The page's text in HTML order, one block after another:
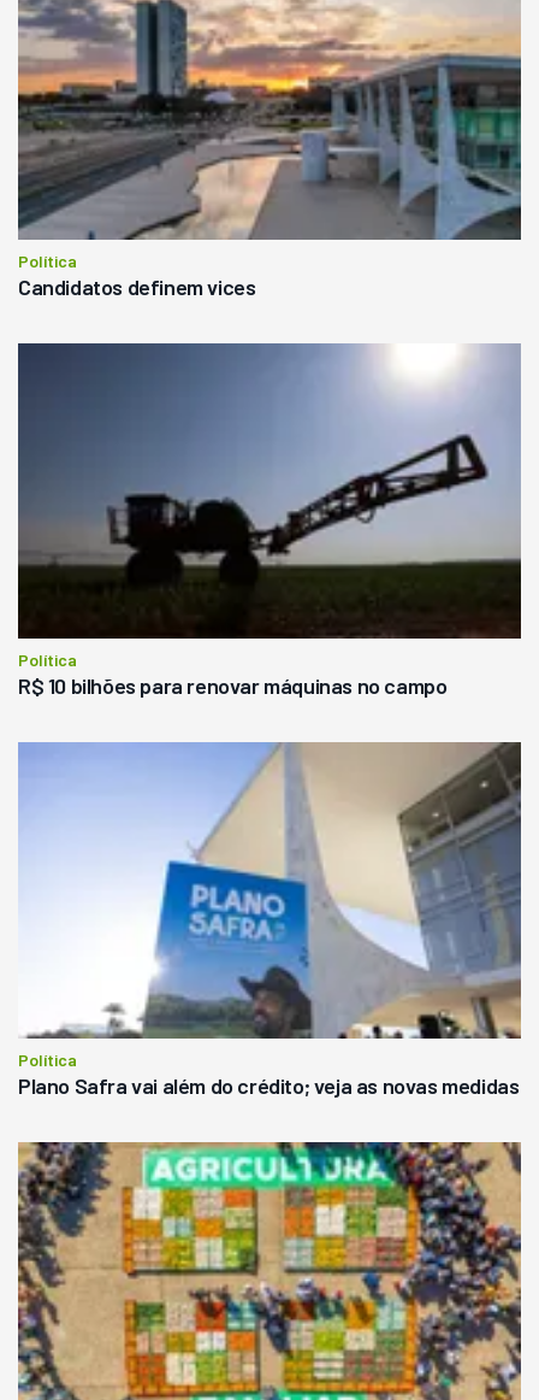
Política
Candidatos definem vices
Política
R$ 10 bilhões para renovar máquinas no campo
Política
Plano Safra vai além do crédito; veja as novas medidas